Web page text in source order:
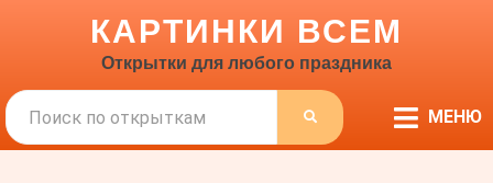
КАРТИНКИ ВСЕМ
Открытки для любого праздника
Поиск
ПОИСК МЕНЮ